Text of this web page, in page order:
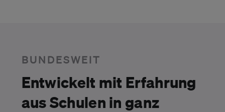
BUNDESWEIT
Entwickelt mit Erfahrung
aus Schulen in ganz